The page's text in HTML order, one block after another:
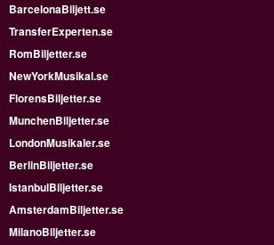
BarcelonaBiljett.se
TransferExperten.se
RomBiljetter.se
NewYorkMusikal.se
FlorensBiljetter.se
MunchenBiljetter.se
LondonMusikaler.se
BerlinBiljetter.se
IstanbulBiljetter.se
AmsterdamBiljetter.se
MilanoBiljetter.se